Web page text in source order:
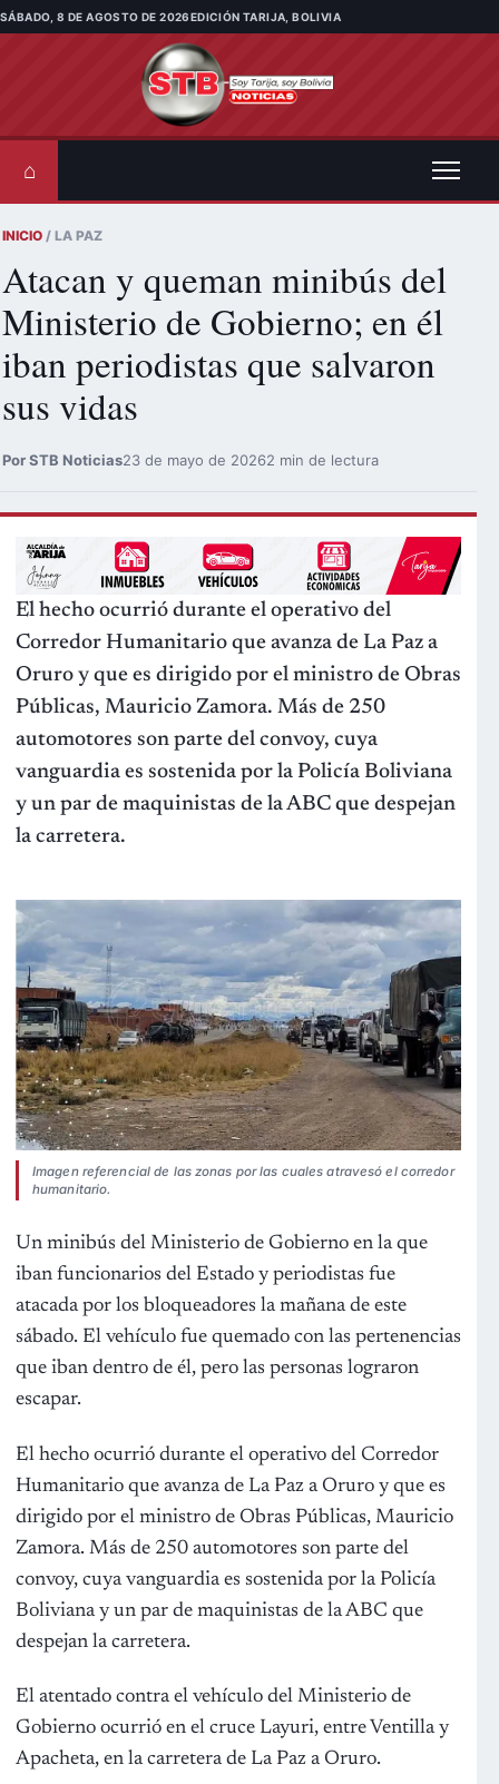
Saltar al contenido
SÁBADO, 8 DE AGOSTO DE 2026EDICIÓN TARIJA, BOLIVIA
⌂
INICIO / LA PAZ
Atacan y queman minibús del
Ministerio de Gobierno; en él
iban periodistas que salvaron
sus vidas
Por STB Noticias23 de mayo de 20262 min de lectura
El hecho ocurrió durante el operativo del
Corredor Humanitario que avanza de La Paz a
Oruro y que es dirigido por el ministro de Obras
Públicas, Mauricio Zamora. Más de 250
automotores son parte del convoy, cuya
vanguardia es sostenida por la Policía Boliviana
y un par de maquinistas de la ABC que despejan
la carretera.
Imagen referencial de las zonas por las cuales atravesó el corredor
humanitario.
Un minibús del Ministerio de Gobierno en la que
iban funcionarios del Estado y periodistas fue
atacada por los bloqueadores la mañana de este
sábado. El vehículo fue quemado con las pertenencias
que iban dentro de él, pero las personas lograron
escapar.
El hecho ocurrió durante el operativo del Corredor
Humanitario que avanza de La Paz a Oruro y que es
dirigido por el ministro de Obras Públicas, Mauricio
Zamora. Más de 250 automotores son parte del
convoy, cuya vanguardia es sostenida por la Policía
Boliviana y un par de maquinistas de la ABC que
despejan la carretera.
El atentado contra el vehículo del Ministerio de
Gobierno ocurrió en el cruce Layuri, entre Ventilla y
Apacheta, en la carretera de La Paz a Oruro.